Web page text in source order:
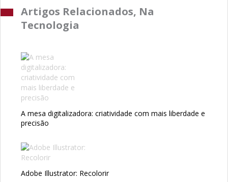
Artigos Relacionados, Na
Tecnologia
A mesa digitalizadora: criatividade com mais liberdade e
precisão
Adobe Illustrator: Recolorir